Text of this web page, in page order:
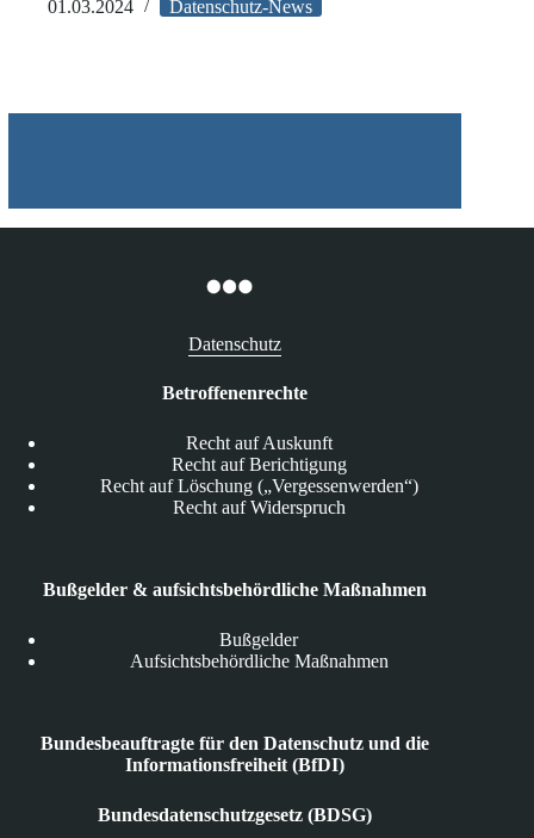
gegen
01.03.2024 Datenschutz-News
Datenschutz
Betroffenenrechte
Recht auf Auskunft
Recht auf Berichtigung
Recht auf Löschung („Vergessenwerden“)
Recht auf Widerspruch
Bußgelder & aufsichtsbehördliche Maßnahmen
Bußgelder
Aufsichtsbehördliche Maßnahmen
Bundesbeauftragte für den Datenschutz und die
Informationsfreiheit (BfDI)
Bundesdatenschutzgesetz (BDSG)